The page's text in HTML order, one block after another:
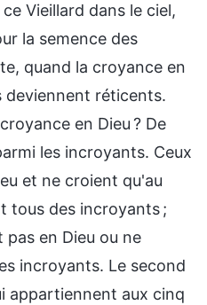
Vieillard dans le ciel,
la semence des
quand la croyance en
deviennent réticents.
en Dieu ? De
les incroyants. Ceux
et ne croient qu'au
tous des incroyants ;
en Dieu ou ne
incroyants. Le second
appartiennent aux cinq